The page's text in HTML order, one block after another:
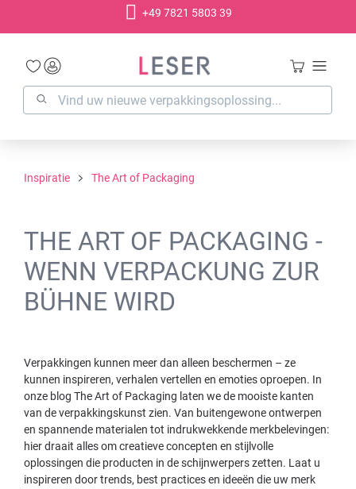
+49 7821 5803 39
Inspiratie The Art of Packaging
THE ART OF PACKAGING -
WENN VERPACKUNG ZUR
BÜHNE WIRD
Verpakkingen kunnen meer dan alleen beschermen – ze
kunnen inspireren, verhalen vertellen en emoties oproepen. In
onze blog The Art of Packaging laten we de mooiste kanten
van de verpakkingskunst zien. Van buitengewone ontwerpen
en spannende materialen tot indrukwekkende merkbelevingen:
hier draait alles om creatieve concepten en stijlvolle
oplossingen die producten in de schijnwerpers zetten. Laat u
inspireren door trends, best practices en ideeën die uw merk